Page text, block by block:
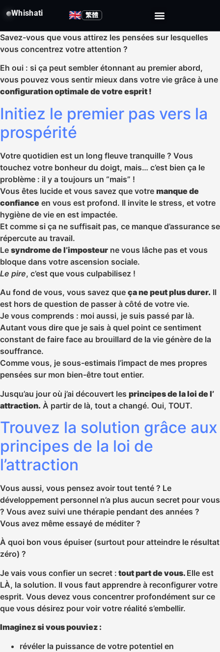
Whishati 🇬🇧 繁體
Savez-vous que vous attirez les pensées sur lesquelles
vous concentrez votre attention ?
Eh oui : si ça peut sembler étonnant au premier abord,
vous pouvez vous sentir mieux dans votre vie grâce à une
configuration optimale de votre esprit !
Initiez le premier pas vers la
prospérité
Votre quotidien est un long fleuve tranquille ? Vous
touchez votre bonheur du doigt, mais… c’est bien ça le
problème : il y a toujours un “mais” !
Vous êtes lucide et vous savez que votre manque de
confiance en vous est profond. Il invite le stress, et votre
hygiène de vie en est impactée.
Et comme si ça ne suffisait pas, ce manque d’assurance se
répercute au travail.
Le syndrome de l’imposteur ne vous lâche pas et vous
bloque dans votre ascension sociale.
Le pire, c’est que vous culpabilisez !
Au fond de vous, vous savez que ça ne peut plus durer. Il
est hors de question de passer à côté de votre vie.
Je vous comprends : moi aussi, je suis passé par là.
Autant vous dire que je sais à quel point ce sentiment
constant de faire face au brouillard de la vie génère de la
souffrance.
Comme vous, je sous-estimais l’impact de mes propres
pensées sur mon bien-être tout entier.
Jusqu’au jour où j’ai découvert les principes de la loi de l’
attraction. À partir de là, tout a changé. Oui, TOUT.
Trouvez la solution grâce aux
principes de la loi de
l’attraction
Vous aussi, vous pensez avoir tout tenté ? Le
développement personnel n’a plus aucun secret pour vous
? Vous avez suivi une thérapie pendant des années ?
Vous avez même essayé de méditer ?
À quoi bon vous épuiser (surtout pour atteindre le résultat
zéro) ?
Je vais vous confier un secret : tout part de vous. Elle est
LÀ, la solution. Il vous faut apprendre à reconfigurer votre
esprit. Vous devez vous concentrer profondément sur ce
que vous désirez pour voir votre réalité s’embellir.
Imaginez si vous pouviez :
révéler la puissance de votre potentiel en